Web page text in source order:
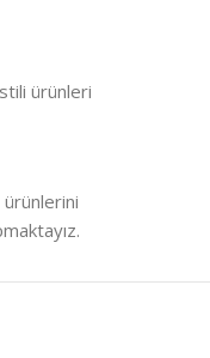
ürünleri